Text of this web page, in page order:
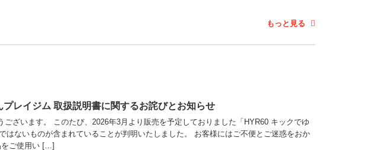
もっと見る
レイジム 取扱説明書に関するお詫びとお知らせ
ざいます。 このたび、2026年3月より販売を予定しておりました「HYR60 キックでゆ
ないものが含まれていることが判明いたしました。 お客様にはご不便とご迷惑をおか
をご使用い […]